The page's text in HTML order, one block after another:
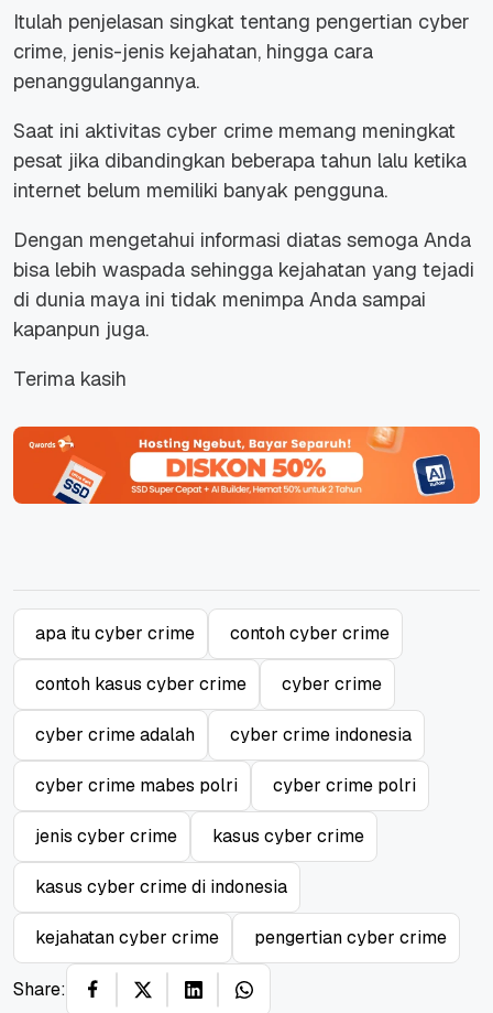
Itulah penjelasan singkat tentang pengertian cyber
crime, jenis-jenis kejahatan, hingga cara
penanggulangannya.
Saat ini aktivitas cyber crime memang meningkat
pesat jika dibandingkan beberapa tahun lalu ketika
internet belum memiliki banyak pengguna.
Dengan mengetahui informasi diatas semoga Anda
bisa lebih waspada sehingga kejahatan yang tejadi
di dunia maya ini tidak menimpa Anda sampai
kapanpun juga.
Terima kasih
apa itu cyber crime contoh cyber crime
contoh kasus cyber crime cyber crime
cyber crime adalah cyber crime indonesia
cyber crime mabes polri cyber crime polri
jenis cyber crime kasus cyber crime
kasus cyber crime di indonesia
kejahatan cyber crime pengertian cyber crime
Share: